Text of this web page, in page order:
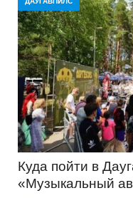
Куда пойти в
«Музыкальный